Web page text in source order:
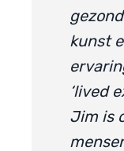
kunst
‘lived
Jim is